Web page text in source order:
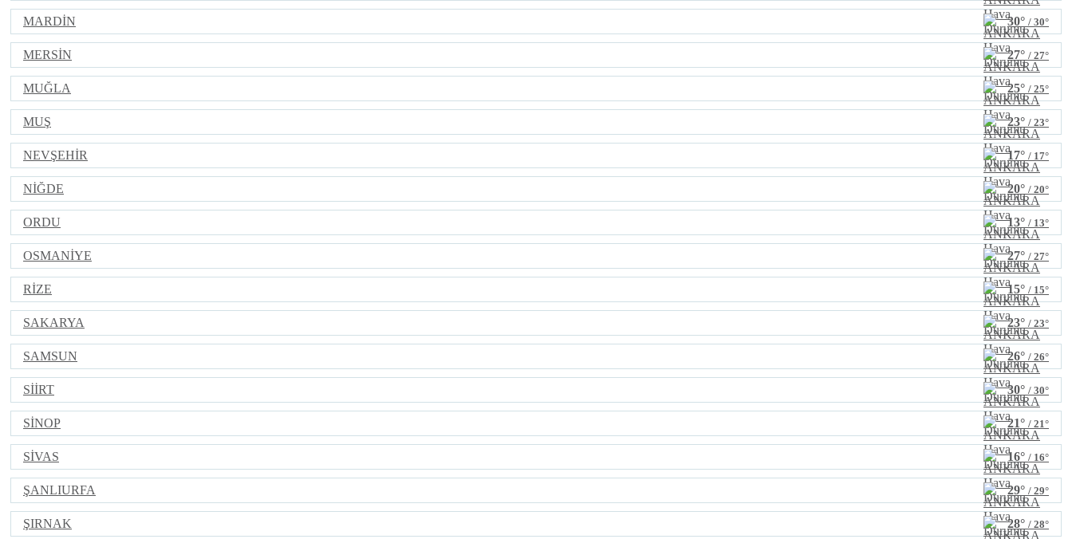
MARDİN 30° / 30°
MERSİN 27° / 27°
MUĞLA 25° / 25°
MUŞ 23° / 23°
NEVŞEHİR 17° / 17°
NİĞDE 20° / 20°
ORDU 13° / 13°
OSMANİYE 27° / 27°
RİZE 15° / 15°
SAKARYA 23° / 23°
SAMSUN 26° / 26°
SİİRT 30° / 30°
SİNOP 21° / 21°
SİVAS 16° / 16°
ŞANLIURFA 29° / 29°
ŞIRNAK 28° / 28°